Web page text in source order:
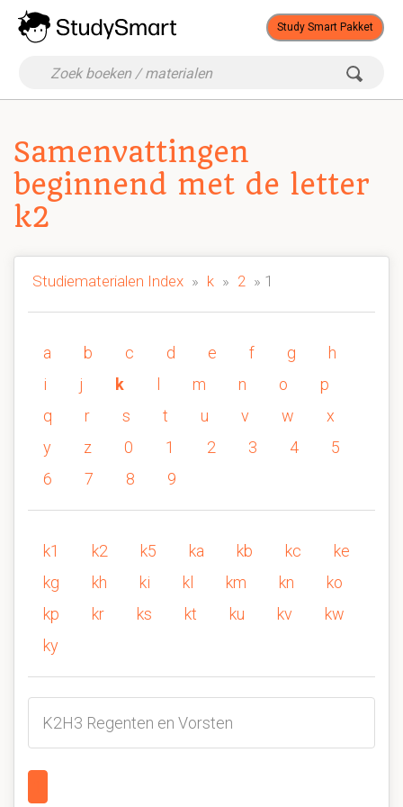
Study Smart Pakket
Samenvattingen
beginnend met de letter
k2
Studiematerialen Index » k » 2 » 1
a b c d e f g
h
i
j k m n o
p
q
r s t u v w
x
y
z 0 1 2 3 4
5
6
7 8 9
k1 k2 k5 ka kb kc
ke
kg
kh ki kl km kn
ko
kp
kr ks kt ku kv
kw
ky
K2H3 Regenten en Vorsten